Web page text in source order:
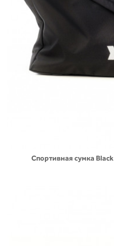
Спортивная сумка Black